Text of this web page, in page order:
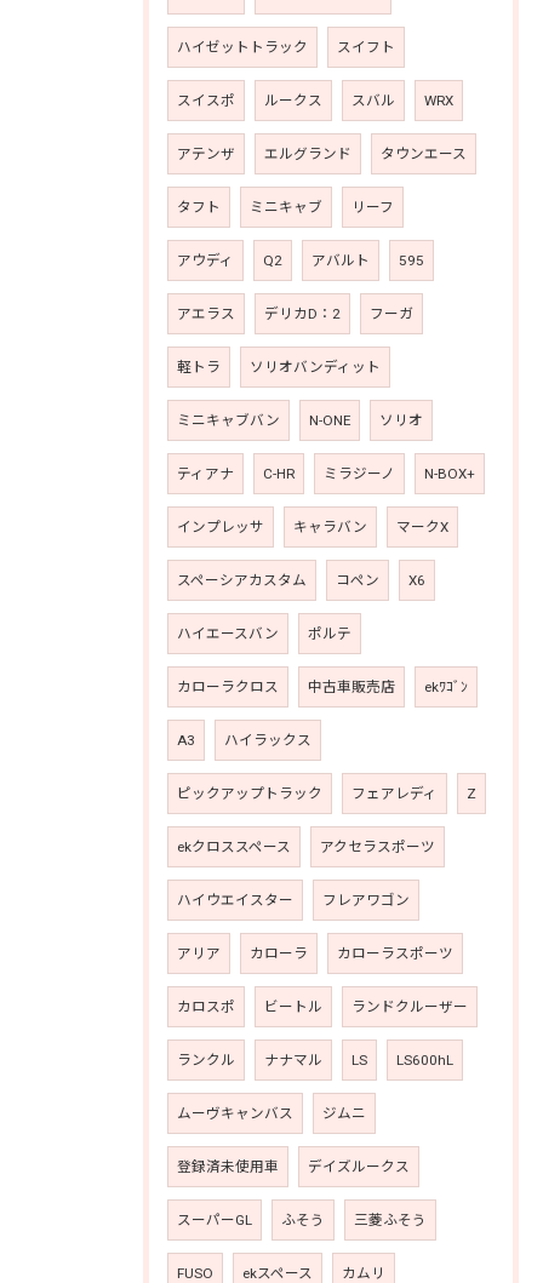
ハイゼットトラック スイフト
スイスポ ルークス スバル WRX
アテンザ エルグランド タウンエース
タフト ミニキャブ リーフ
アウディ Q2 アバルト 595
アエラス デリカD：2 フーガ
軽トラ ソリオバンディット
ミニキャブバン N-ONE ソリオ
ティアナ C-HR ミラジーノ N-BOX+
インプレッサ キャラバン マークX
スペーシアカスタム コペン X6
ハイエースバン ポルテ
カローラクロス 中古車販売店 ekﾜｺﾞﾝ
A3 ハイラックス
ピックアップトラック フェアレディ Z
ekクロススペース アクセラスポーツ
ハイウエイスター フレアワゴン
アリア カローラ カローラスポーツ
カロスポ ビートル ランドクルーザー
ランクル ナナマル LS LS600hL
ムーヴキャンバス ジムニ
登録済未使用車 デイズルークス
スーパーGL ふそう 三菱ふそう
FUSO ekスペース カムリ